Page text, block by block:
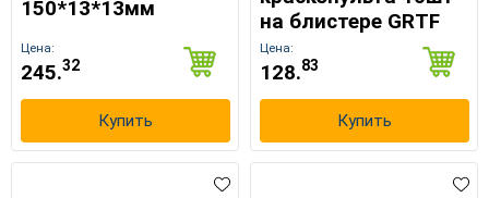
150*13*13мм
Цена:
245.32
Купить
на блистере GRTF
Цена:
128.83
Купить